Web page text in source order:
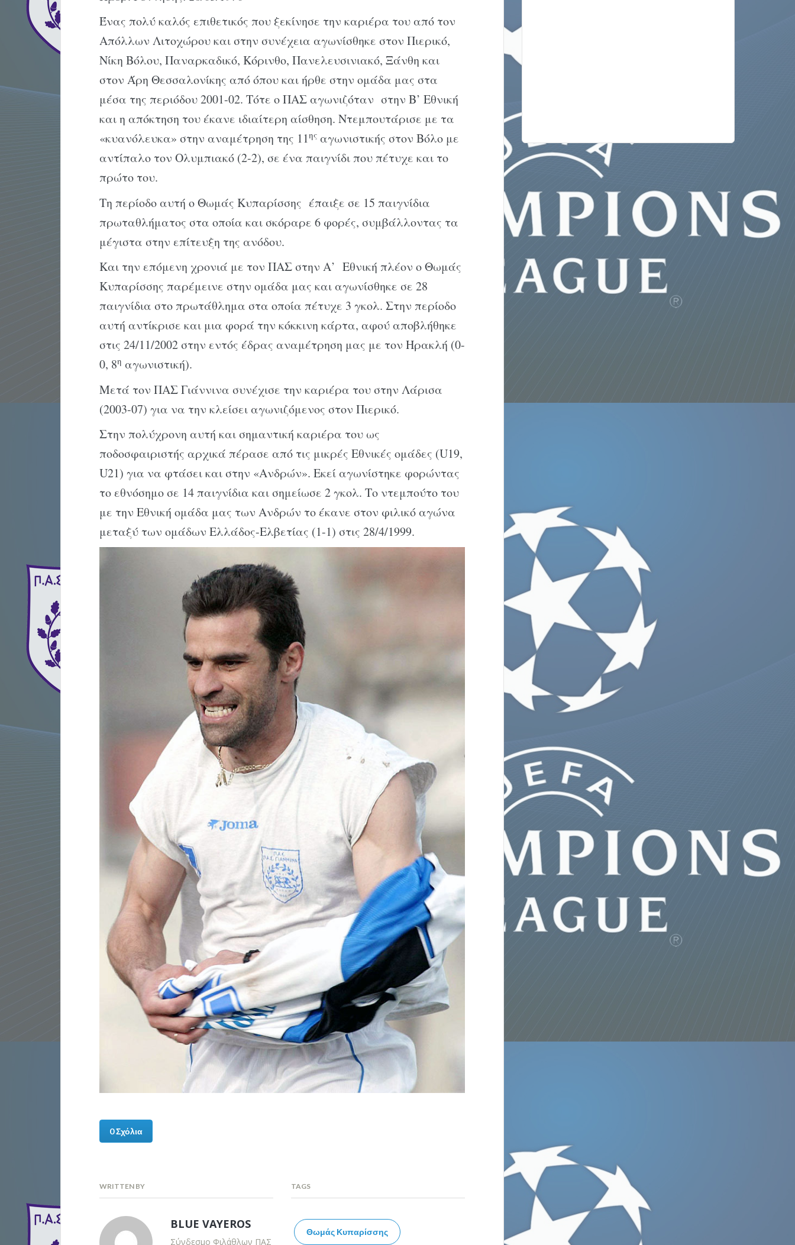
Ένας πολύ καλός επιθετικός που ξεκίνησε την καριέρα του από τον
Απόλλων Λιτοχώρου και στην συνέχεια αγωνίσθηκε στον Πιερικό,
Νίκη Βόλου, Παναρκαδικό, Κόρινθο, Πανελευσινιακό, Ξάνθη και
στον Άρη Θεσσαλονίκης από όπου και ήρθε στην ομάδα μας στα
μέσα της περιόδου 2001-02. Τότε ο ΠΑΣ αγωνιζόταν στην Β’ Εθνική
και η απόκτηση του έκανε ιδιαίτερη αίσθηση. Ντεμπουτάρισε με τα
«κυανόλευκα» στην αναμέτρηση της 11ηςαγωνιστικής στον Βόλο με
αντίπαλο τον Ολυμπιακό (2-2), σε ένα παιγνίδι που πέτυχε και το
πρώτο του.
Τη περίοδο αυτή ο Θωμάς Κυπαρίσσης έπαιξε σε 15 παιγνίδια
πρωταθλήματος στα οποία και σκόραρε 6 φορές, συμβάλλοντας τα
μέγιστα στην επίτευξη της ανόδου.
Και την επόμενη χρονιά με τον ΠΑΣ στην Α’ Εθνική πλέον ο Θωμάς
Κυπαρίσσης παρέμεινε στην ομάδα μας και αγωνίσθηκε σε 28
παιγνίδια στο πρωτάθλημα στα οποία πέτυχε 3 γκολ. Στην περίοδο
αυτή αντίκρισε και μια φορά την κόκκινη κάρτα, αφού αποβλήθηκε
στις 24/11/2002 στην εντός έδρας αναμέτρηση μας με τον Ηρακλή (0-
0, 8η αγωνιστική).
Μετά τον ΠΑΣ Γιάννινα συνέχισε την καριέρα του στην Λάρισα
(2003-07) για να την κλείσει αγωνιζόμενος στον Πιερικό.
Στην πολύχρονη αυτή και σημαντική καριέρα του ως
ποδοσφαιριστής αρχικά πέρασε από τις μικρές Εθνικές ομάδες (U19,
U21) για να φτάσει και στην «Ανδρών». Εκεί αγωνίστηκε φορώντας
το εθνόσημο σε 14 παιγνίδια και σημείωσε 2 γκολ. Το ντεμπούτο του
με την Εθνική ομάδα μας των Ανδρών το έκανε στον φιλικό αγώνα
μεταξύ των ομάδων Ελλάδος-Ελβετίας (1-1) στις 28/4/1999.
0 Σχόλια
WRITTEN BY
BLUE VAYEROS
Σύνδεσμο Φιλάθλων ΠΑΣ
TAGS
Θωμάς Κυπαρίσσης